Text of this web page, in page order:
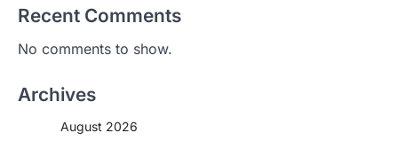
Recent Comments
No comments to show.
Archives
August 2026